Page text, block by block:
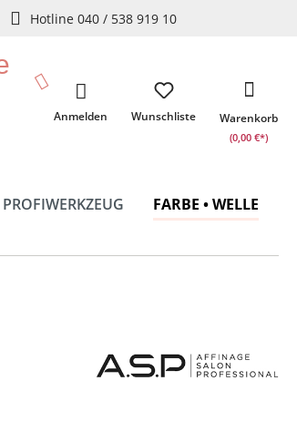
Hotline 040 / 538 919 10
Wunschliste
Anmelden Warenkorb
(0,00 €*)
PROFIWERKZEUG
FARBE • WELLE